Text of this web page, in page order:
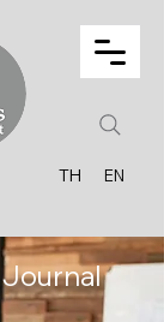
TH EN